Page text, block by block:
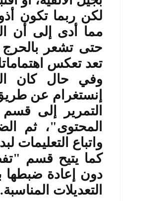
لكن ربما تكون
مما أدى إلى أن
حتى تشعر بالحرج
تعد تعكس
وفي حال كان
إنستغرام عن
التمرير إلى
المحتوى"، ثم
واتباع التعليمات
كما يتيح قسم
دون إعادة ضبطها
التعديلات المناسبة.